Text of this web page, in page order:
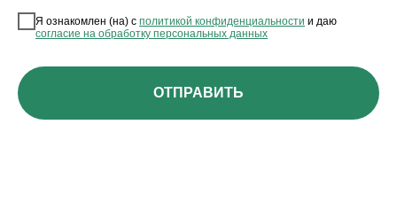
Я ознакомлен (на) с политикой конфиденциальности и даю
согласие на обработку персональных данных
ОТПРАВИТЬ